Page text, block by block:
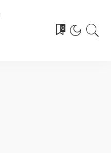
0